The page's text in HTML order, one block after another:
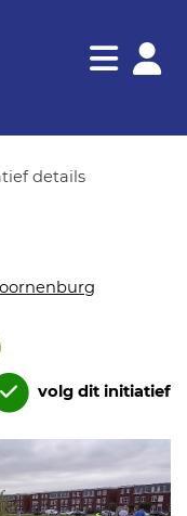
Navigatie
details
volg dit initiatief